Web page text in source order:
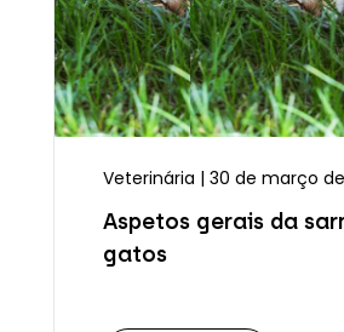
Veterinária | 30 de março de
Aspetos gerais da
gatos